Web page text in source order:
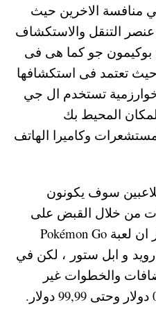
منافسة الاخرين حيث
التنقل والاستكشاف
بوكيمون جو كما هى فى
حيث تعتمد فى استكشافها
تستخدم ال جي
المحيط بك
وكاميرا الهاتف
سوف يكونون
من خلال القبض على
بوكيمون أقوى وتدريبه، يذكر ان لعبة Pokémon Go
و ابل ستور ، لكن في
والخطوات غير